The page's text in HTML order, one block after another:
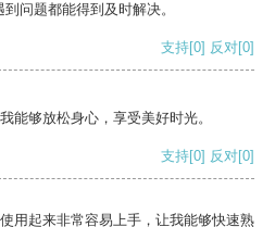
问题都能得到及时解决。
支持[0] 反对[0]
能够放松身心，享受美好时光。
支持[0] 反对[0]
用起来非常容易上手，让我能够快速熟